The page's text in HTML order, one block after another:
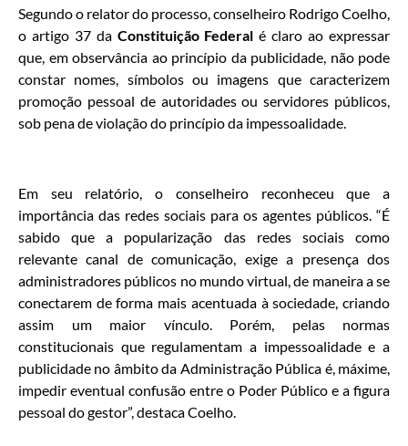
Segundo o relator do processo, conselheiro Rodrigo Coelho,
o artigo 37 da Constituição Federal é claro ao expressar
que, em observância ao princípio da publicidade, não pode
constar nomes, símbolos ou imagens que caracterizem
promoção pessoal de autoridades ou servidores públicos,
sob pena de violação do princípio da impessoalidade.
Em seu relatório, o conselheiro reconheceu que a
importância das redes sociais para os agentes públicos. “É
sabido que a popularização das redes sociais como
relevante canal de comunicação, exige a presença dos
administradores públicos no mundo virtual, de maneira a se
conectarem de forma mais acentuada à sociedade, criando
assim um maior vínculo. Porém, pelas normas
constitucionais que regulamentam a impessoalidade e a
publicidade no âmbito da Administração Pública é, máxime,
impedir eventual confusão entre o Poder Público e a figura
pessoal do gestor”, destaca Coelho.